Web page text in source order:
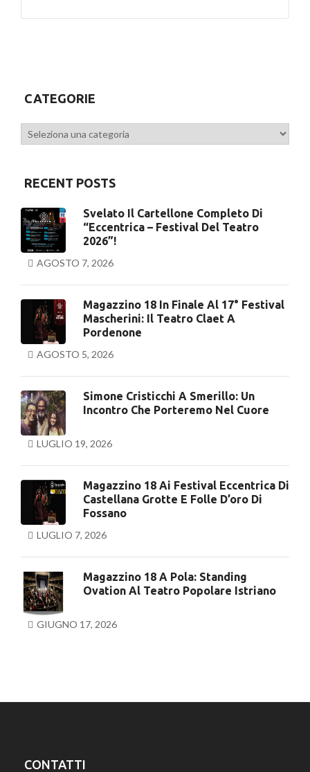
CATEGORIE
Categorie
RECENT POSTS
Svelato Il Cartellone Completo Di
“Eccentrica – Festival Del Teatro
2026”!
AGOSTO 7, 2026
Magazzino 18 In Finale Al 17° Festival
Mascherini: Il Teatro Claet A
Pordenone
AGOSTO 5, 2026
Simone Cristicchi A Smerillo: Un
Incontro Che Porteremo Nel Cuore
LUGLIO 19, 2026
Magazzino 18 Ai Festival Eccentrica Di
Castellana Grotte E Folle D’oro Di
Fossano
LUGLIO 7, 2026
Magazzino 18 A Pola: Standing
Ovation Al Teatro Popolare Istriano
GIUGNO 17, 2026
CONTATTI